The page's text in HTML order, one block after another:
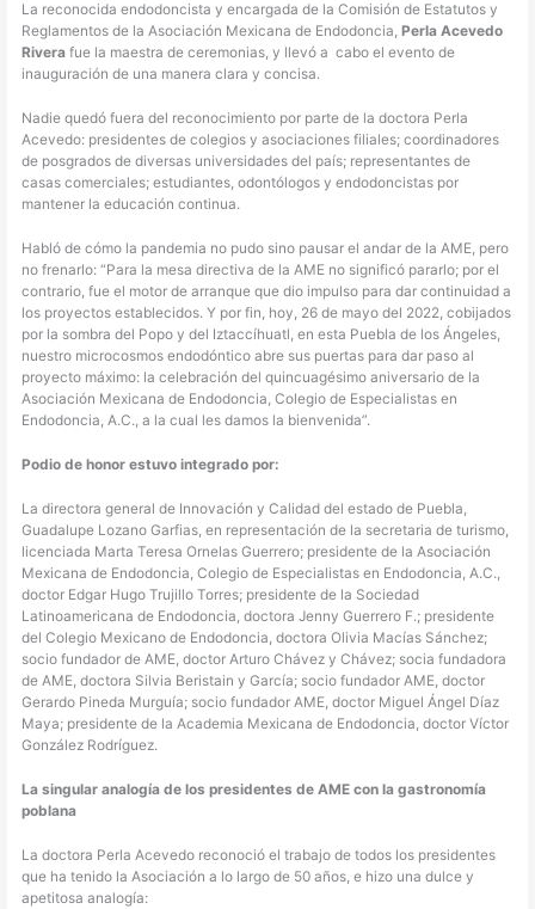
La reconocida endodoncista y encargada de la Comisión de Estatutos y
Reglamentos de la Asociación Mexicana de Endodoncia, Perla Acevedo
Rivera fue la maestra de ceremonias, y llevó a cabo el evento de
inauguración de una manera clara y concisa.
Nadie quedó fuera del reconocimiento por parte de la doctora Perla
Acevedo: presidentes de colegios y asociaciones filiales; coordinadores
de posgrados de diversas universidades del país; representantes de
casas comerciales; estudiantes, odontólogos y endodoncistas por
mantener la educación continua.
Habló de cómo la pandemia no pudo sino pausar el andar de la AME, pero
no frenarlo: “Para la mesa directiva de la AME no significó pararlo; por el
contrario, fue el motor de arranque que dio impulso para dar continuidad a
los proyectos establecidos. Y por fin, hoy, 26 de mayo del 2022, cobijados
por la sombra del Popo y del Iztaccíhuatl, en esta Puebla de los Ángeles,
nuestro microcosmos endodóntico abre sus puertas para dar paso al
proyecto máximo: la celebración del quincuagésimo aniversario de la
Asociación Mexicana de Endodoncia, Colegio de Especialistas en
Endodoncia, A.C., a la cual les damos la bienvenida”.
Podio de honor estuvo integrado por:
La directora general de Innovación y Calidad del estado de Puebla,
Guadalupe Lozano Garfias, en representación de la secretaria de turismo,
licenciada Marta Teresa Ornelas Guerrero; presidente de la Asociación
Mexicana de Endodoncia, Colegio de Especialistas en Endodoncia, A.C.,
doctor Edgar Hugo Trujillo Torres; presidente de la Sociedad
Latinoamericana de Endodoncia, doctora Jenny Guerrero F.; presidente
del Colegio Mexicano de Endodoncia, doctora Olivia Macías Sánchez;
socio fundador de AME, doctor Arturo Chávez y Chávez; socia fundadora
de AME, doctora Silvia Beristain y García; socio fundador AME, doctor
Gerardo Pineda Murguía; socio fundador AME, doctor Miguel Ángel Díaz
Maya; presidente de la Academia Mexicana de Endodoncia, doctor Víctor
González Rodríguez.
La singular analogía de los presidentes de AME con la gastronomía
poblana
La doctora Perla Acevedo reconoció el trabajo de todos los presidentes
que ha tenido la Asociación a lo largo de 50 años, e hizo una dulce y
apetitosa analogía: